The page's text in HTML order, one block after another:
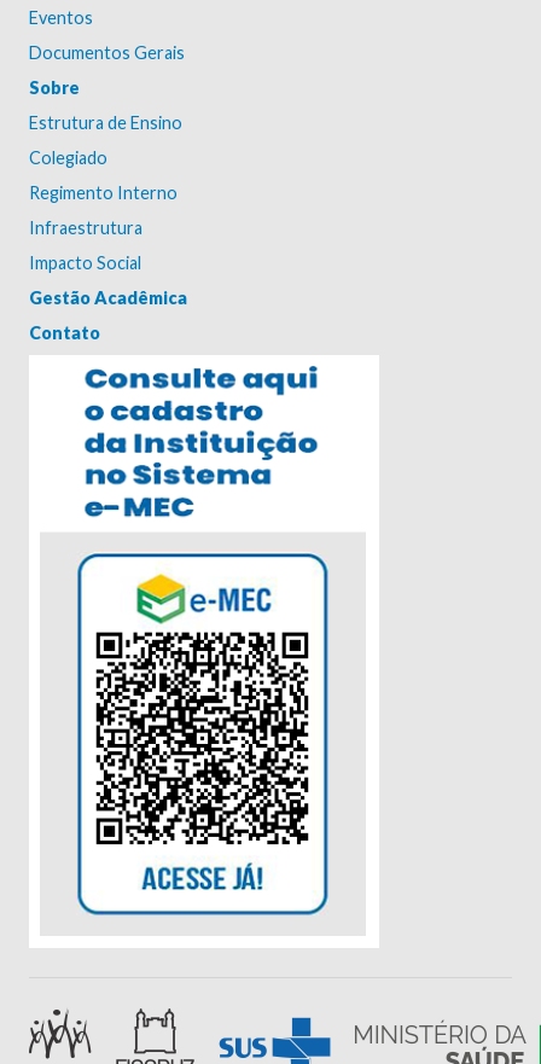
Eventos
Documentos Gerais
Sobre
Estrutura de Ensino
Colegiado
Regimento Interno
Infraestrutura
Impacto Social
Gestão Acadêmica
Contato